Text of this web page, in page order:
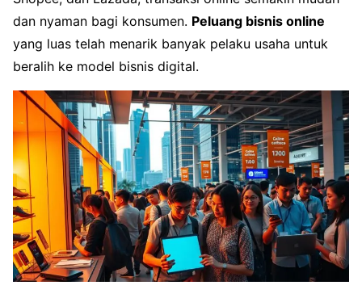
dan nyaman bagi konsumen. Peluang bisnis online
yang luas telah menarik banyak pelaku usaha untuk
beralih ke model bisnis digital.